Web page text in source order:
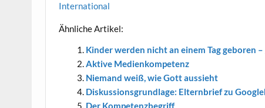
International
Ähn­li­che Artikel:
Kin­der wer­den nicht an einem Tag gebo­ren
Akti­ve Medienkompetenz
Nie­mand weiß, wie Gott aussieht
Dis­kus­si­ons­grund­la­ge: Eltern­brief zu
Der Kom­pe­tenz­be­griff